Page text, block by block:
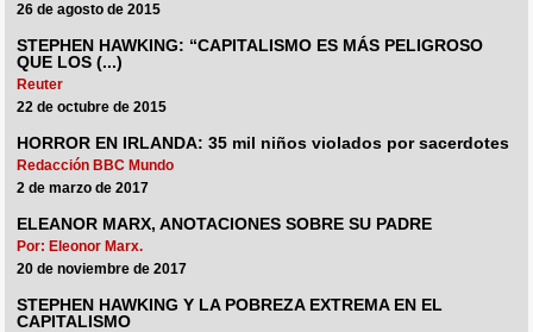
26 de agosto de 2015
STEPHEN HAWKING: “CAPITALISMO ES MÁS PELIGROSO
QUE LOS (...)
Reuter
22 de octubre de 2015
HORROR EN IRLANDA: 35 mil niños violados por sacerdotes
Redacción BBC Mundo
2 de marzo de 2017
ELEANOR MARX, ANOTACIONES SOBRE SU PADRE
Por: Eleonor Marx.
20 de noviembre de 2017
STEPHEN HAWKING Y LA POBREZA EXTREMA EN EL
CAPITALISMO